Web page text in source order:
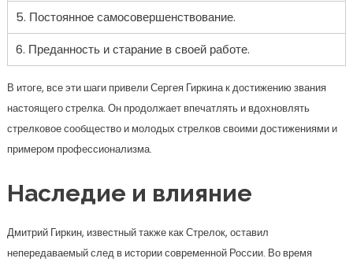
5. Постоянное самосовершенствование.
6. Преданность и старание в своей работе.
В итоге, все эти шаги привели Сергея Гиркина к достижению звания
настоящего стрелка. Он продолжает впечатлять и вдохновлять
стрелковое сообщество и молодых стрелков своими достижениями и
примером профессионализма.
Наследие и влияние
Дмитрий Гиркин, известный также как Стрелок, оставил
непередаваемый след в истории современной России. Во время